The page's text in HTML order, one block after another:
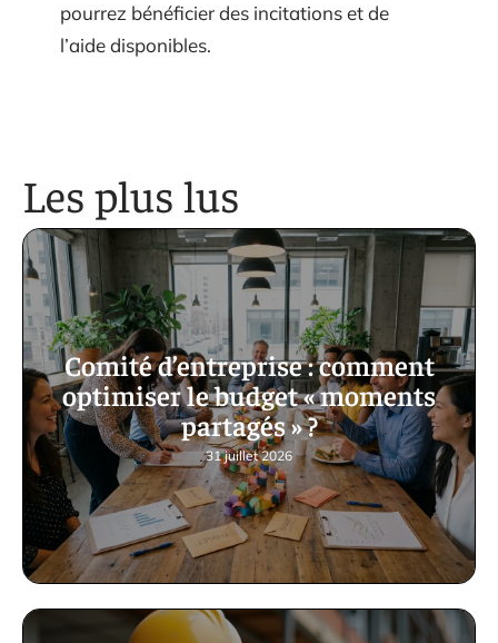
pourrez bénéficier des incitations et de
l’aide disponibles.
Les plus lus
Comité d’entreprise : comment
optimiser le budget « moments
partagés » ?
31 juillet 2026